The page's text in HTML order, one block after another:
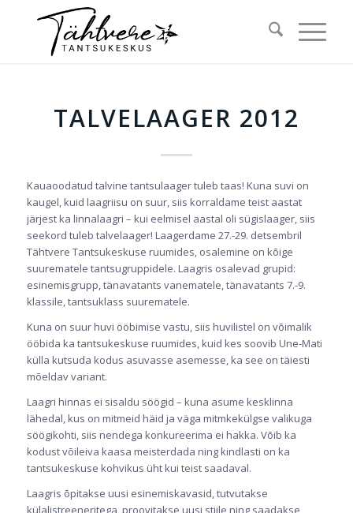
TALVELAAGER 2012
Kauaoodatud talvine tantsulaager tuleb taas! Kuna suvi on
kaugel, kuid laagriisu on suur, siis korraldame teist aastat
järjest ka linnalaagri – kui eelmisel aastal oli sügislaager, siis
seekord tuleb talvelaager! Laagerdame 27.-29. detsembril
Tähtvere Tantsukeskuse ruumides, osalemine on kõige
suurematele tantsugruppidele. Laagris osalevad grupid:
esinemisgrupp, tänavatants vanematele, tänavatants 7.-9.
klassile, tantsuklass suurematele.
Kuna on suur huvi ööbimise vastu, siis huvilistel on võimalik
ööbida ka tantsukeskuse ruumides, kuid kes soovib Une-Mati
külla kutsuda kodus asuvasse asemesse, ka see on täiesti
mõeldav variant.
Laagri hinnas ei sisaldu söögid – kuna asume kesklinna
lähedal, kus on mitmeid häid ja väga mitmkekülgse valikuga
söögikohti, siis nendega konkureerima ei hakka. Võib ka
kodust võileiva kaasa meisterdada ning kindlasti on ka
tantsukeskuse kohvikus üht kui teist saadaval.
Laagris õpitakse uusi esinemiskavasid, tutvutakse
külalistreeneritega, proovitakse uusi stiile ning saadakse